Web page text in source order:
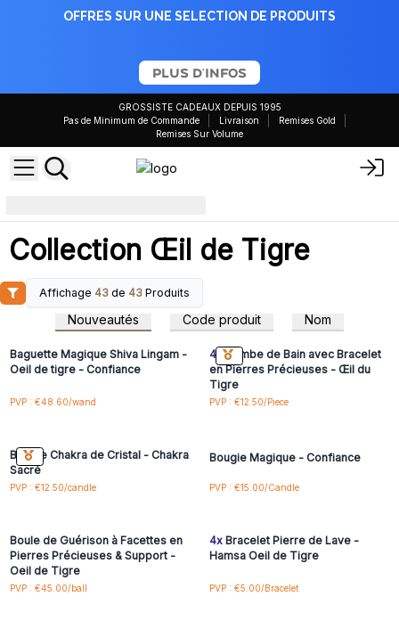
OFFRES SUR UNE SELECTION DE PRODUITS
PLUS D'INFOS
GROSSISTE CADEAUX DEPUIS 1995
Pas de Minimum de Commande
Livraison
Remises Gold
Remises Sur Volume
Collection Œil de Tigre
Affichage 43 de 43 Produits
Nouveautés Code produit Nom
Connectez-vous ou
inscrivez-vous pour
accéder aux prix de gros
Baguette Magique Shiva Lingam -
Oeil de tigre - Confiance
PVP : €48.60/wand
inscrivez-vous pour
accéder aux prix de gros
4x Bombe de Bain avec Bracelet
en Pierres Précieuses - Œil du
Tigre
PVP : €12.50/Piece
Connectez-vous ou
Bougie Chakra de Cristal - Chakra
Sacré
PVP : €12.50/candle
Connectez-vous ou
Bougie Magique - Confiance
PVP : €15.00/Candle
Connectez-vous ou
Boule de Guérison à Facettes en
Pierres Précieuses & Support -
Oeil de Tigre
PVP : €45.00/ball
Connectez-vous ou
4xBracelet Pierre de Lave -
Hamsa Oeil de Tigre
PVP : €5.00/Bracelet
Connectez-vous ou
Connectez-vous ou